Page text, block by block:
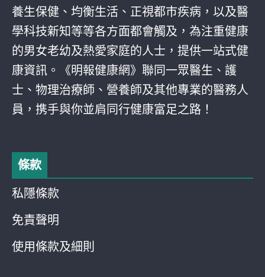
養生保健、均衡生活、正視都巿疾病，以及醫
學科技新知等等各方面都會觸及，為注重健康
的男女老幼及熱愛家庭的人士，提供一站式健
康資訊。《明報健康網》聯同一眾醫生、護
士、物理治療師、營養師及其他專業的醫務人
員，携手與你並肩同行健康富足之路！
條款
私隱條款
免責聲明
使用條款及細則